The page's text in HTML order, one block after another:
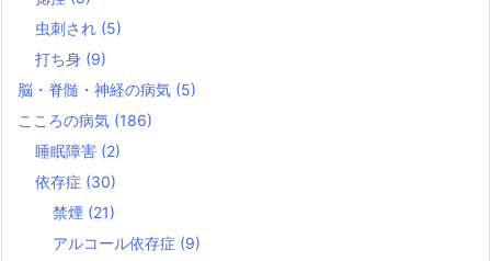
虫刺され (5)
打ち身 (9)
脳・脊髄・神経の病気 (5)
こころの病気 (186)
睡眠障害 (2)
依存症 (30)
禁煙 (21)
アルコール依存症 (9)